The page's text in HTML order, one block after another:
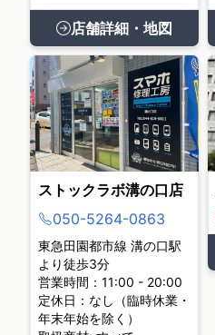
店舗詳細・地図
ストックラボ溝の口店
050-5264-0863
東急田園都市線 溝の口駅
より徒歩3分
営業時間：11:00 - 20:00
定休日：なし（臨時休業・
年末年始を除く）